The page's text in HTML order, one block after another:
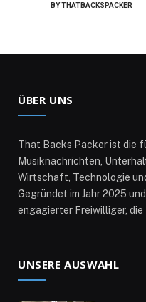
BYTHATBACKSPACKER
ÜBER UNS
That Backs Packer ist die
Musiknachrichten,
Wirtschaft, Technologie
Gegründet im Jahr 2025
engagierter Freiwilliger, die
UNSERE AUSWAHL